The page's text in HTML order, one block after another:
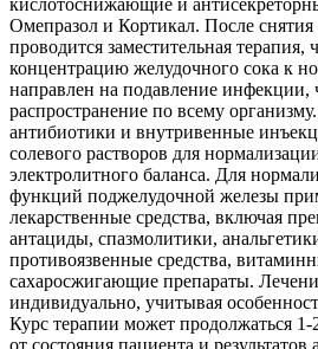
Омепразол и Кортикал. После
проводится заместительная терапия,
концентрацию желудочного сока к
направлен на подавление инфекции,
распространение по всему
антибиотики и внутривенные
солевого растворов для
электролитного баланса. Для
функций поджелудочной железы
лекарственные средства, включая
антациды, спазмолитики,
противоязвенные средства,
сахаросжигающие препараты.
индивидуально, учитывая
Курс терапии может продолжаться 1-
от состояния пациента и